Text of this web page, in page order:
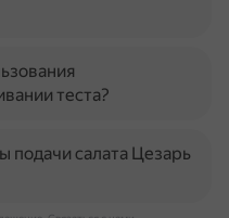
теста?
подачи салата Цезарь